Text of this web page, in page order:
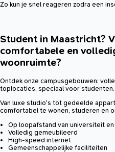
Zo kun je snel reageren zodra een
Student in Maastricht?
comfortabele en
woonruimte?
Ontdek onze campusgebouwen:
toplocaties, speciaal voor studenten.
Van luxe studio's tot gedeelde
comfortabel te wonen, studeren en
Op loopafstand van universiteit
Volledig gemeubileerd
High-speed internet
Gemeenschappelijke faciliteiten